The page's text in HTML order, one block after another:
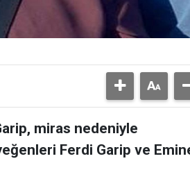
miras nedeniyle
Ferdi Garip ve